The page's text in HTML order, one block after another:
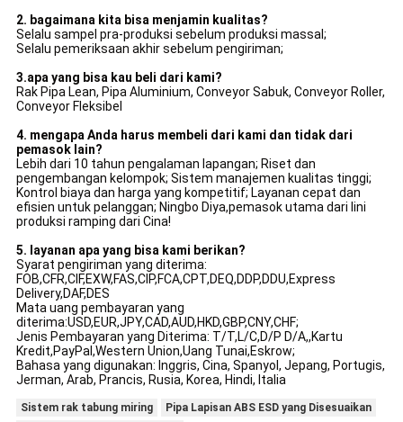
2. bagaimana kita bisa menjamin kualitas?
Selalu sampel pra-produksi sebelum produksi massal;
Selalu pemeriksaan akhir sebelum pengiriman;
3.apa yang bisa kau beli dari kami?
Rak Pipa Lean, Pipa Aluminium, Conveyor Sabuk, Conveyor Roller,
Conveyor Fleksibel
4. mengapa Anda harus membeli dari kami dan tidak dari
pemasok lain?
Lebih dari 10 tahun pengalaman lapangan; Riset dan
pengembangan kelompok; Sistem manajemen kualitas tinggi;
Kontrol biaya dan harga yang kompetitif; Layanan cepat dan
efisien untuk pelanggan; Ningbo Diya,pemasok utama dari lini
produksi ramping dari Cina!
5. layanan apa yang bisa kami berikan?
Syarat pengiriman yang diterima:
FOB,CFR,CIF,EXW,FAS,CIP,FCA,CPT,DEQ,DDP,DDU,Express
Delivery,DAF,DES
Mata uang pembayaran yang
diterima:USD,EUR,JPY,CAD,AUD,HKD,GBP,CNY,CHF;
Jenis Pembayaran yang Diterima: T/T,L/C,D/P D/A,,Kartu
Kredit,PayPal,Western Union,Uang Tunai,Eskrow;
Bahasa yang digunakan: Inggris, Cina, Spanyol, Jepang, Portugis,
Jerman, Arab, Prancis, Rusia, Korea, Hindi, Italia
Sistem rak tabung miring
Pipa Lapisan ABS ESD yang Disesuaikan